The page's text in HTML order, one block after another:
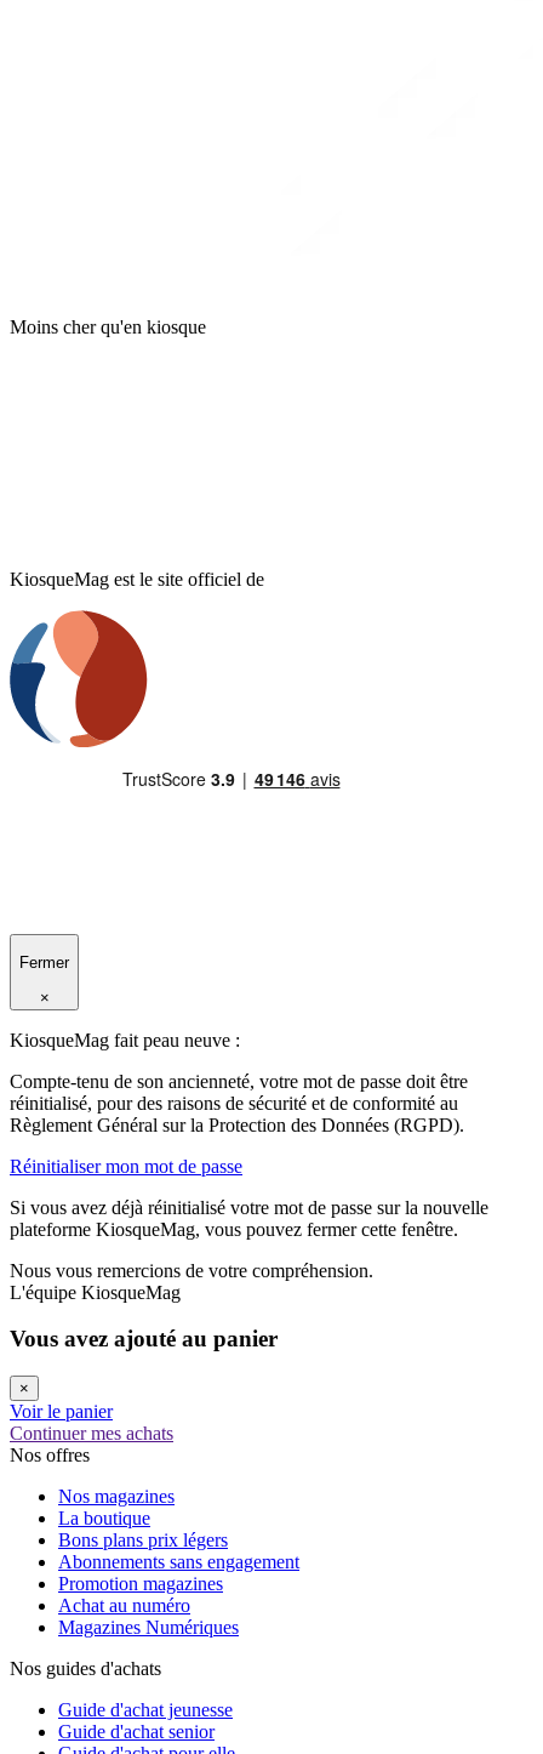
Moins cher qu'en kiosque
KiosqueMag est le site officiel de
Fermer
×
KiosqueMag fait peau neuve :
Compte-tenu de son ancienneté, votre mot de passe doit être
réinitialisé, pour des raisons de sécurité et de conformité au
Règlement Général sur la Protection des Données (RGPD).
Réinitialiser mon mot de passe
Si vous avez déjà réinitialisé votre mot de passe sur la nouvelle
plateforme KiosqueMag, vous pouvez fermer cette fenêtre.
Nous vous remercions de votre compréhension.
L'équipe KiosqueMag
Vous avez ajouté au panier
×
Voir le panier
Continuer mes achats
Nos offres
Nos magazines
La boutique
Bons plans prix légers
Abonnements sans engagement
Promotion magazines
Achat au numéro
Magazines Numériques
Nos guides d'achats
Guide d'achat jeunesse
Guide d'achat senior